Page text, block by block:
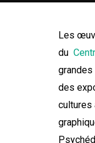
Les
du
grandes
des